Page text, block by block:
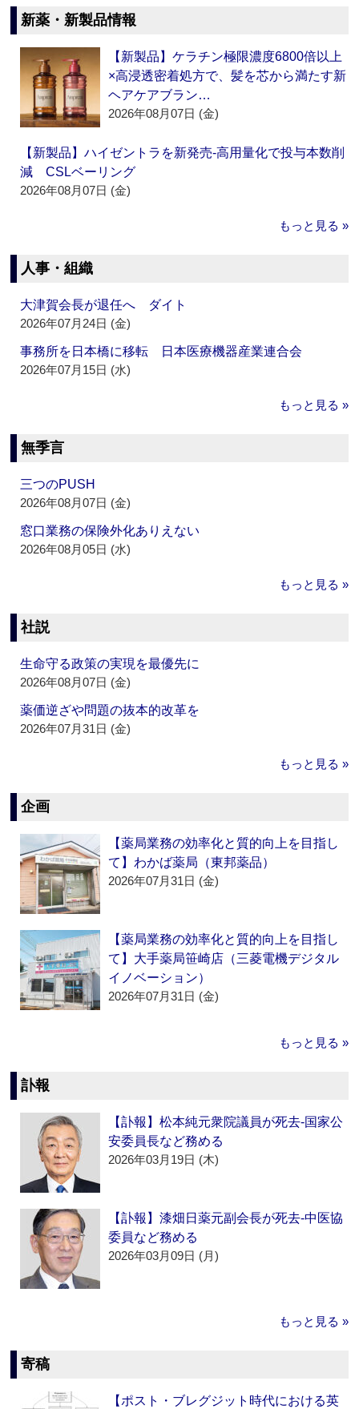
新薬・新製品情報
【新製品】ケラチン極限濃度6800倍以上
×高浸透密着処方で、髪を芯から満たす新
ヘアケアブラン…
2026年08月07日 (金)
【新製品】ハイゼントラを新発売‐高用量化で投与本数削
減 CSLベーリング
2026年08月07日 (金)
もっと見る »
人事・組織
大津賀会長が退任へ ダイト
2026年07月24日 (金)
事務所を日本橋に移転 日本医療機器産業連合会
2026年07月15日 (水)
もっと見る »
無季言
三つのPUSH
2026年08月07日 (金)
窓口業務の保険外化ありえない
2026年08月05日 (水)
もっと見る »
社説
生命守る政策の実現を最優先に
2026年08月07日 (金)
薬価逆ざや問題の抜本的改革を
2026年07月31日 (金)
もっと見る »
企画
【薬局業務の効率化と質的向上を目指し
て】わかば薬局（東邦薬品）
2026年07月31日 (金)
【薬局業務の効率化と質的向上を目指し
て】大手薬局笹崎店（三菱電機デジタル
イノベーション）
2026年07月31日 (金)
もっと見る »
訃報
【訃報】松本純元衆院議員が死去‐国家公
安委員長など務める
2026年03月19日 (木)
【訃報】漆畑日薬元副会長が死去‐中医協
委員など務める
2026年03月09日 (月)
もっと見る »
寄稿
【ポスト・ブレグジット時代における英